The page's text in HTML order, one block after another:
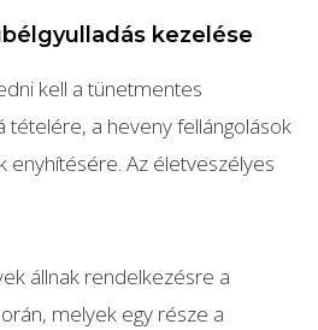
kezelése
kell a tünetmentes
tételére, a heveny fellángolások
enyhítésére. Az életveszélyes
állnak rendelkezésre a
melyek egy része a